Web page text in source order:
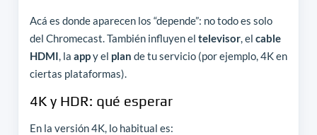
Acá es donde aparecen los “depende”: no todo es solo
del Chromecast. También influyen el televisor, el cable
HDMI , la appy el plan de tu servicio (por ejemplo, 4K en
ciertas plataformas).
4K y HDR: qué esperar
En la versión 4K, lo habitual es: